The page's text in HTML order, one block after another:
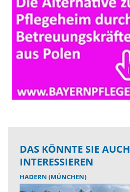
DAS KÖNNTE SIE AUCH
INTERESSIEREN
HADERN (MÜNCHEN)